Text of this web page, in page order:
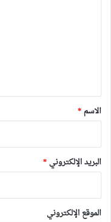
*
الاسم *
البريد الإلكتروني *
الموقع الإلكتروني